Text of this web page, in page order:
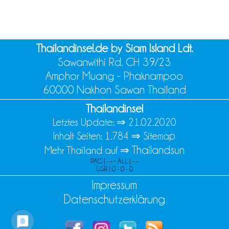
Thailandinsel.de by Siam Island Ldt.
Sawanwithi Rd. CH 39/23
Amphor Muang - Phaknampoo
60000 Nakhon Sawan Thailand
Thailandinsel
Letztes Update: ⇒ 21.02.2020
Inhalt Seiten: 1.784 ⇒ Sitemap
Mehr Thailand auf ⇒ Thailandsun
PAG | - - • ALL | - -
USR | 0 - 0 - 0
Impressum
Datenschutzerklärung